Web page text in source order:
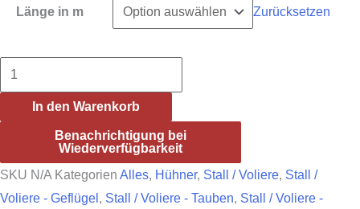
Länge in m Zurücksetzen
Verlängerung
Bedienung
VSD/E
In den Warenkorb
Benachrichtigung bei
Wiederverfügbarkeit
SKU N/A Kategorien Alles, Hühner, Stall / Voliere, Stall /
Voliere - Geflügel , Stall / Voliere - Tauben, Stall / Voliere -